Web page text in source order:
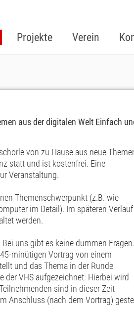
Projekte Verein
aus der digitalen Welt Einfach
von zu Hause aus neue
statt und ist kostenfrei. Eine
Veranstaltung.
Themenschwerpunkt (z.B. wie
im Detail). Im späteren Verlauf
werden.
uns gibt es keine dummen Fragen.
minütigen Vortrag von einem
und das Thema in der Runde
der VHS aufgezeichnet: Hierbei wird
sind in dieser Zeit
Anschluss (nach dem Vortrag)